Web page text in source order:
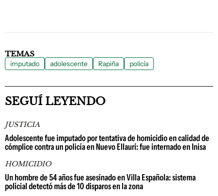
TEMAS
imputado adolescente Rapiña policía
SEGUÍ LEYENDO
JUSTICIA
Adolescente fue imputado por tentativa de homicidio en calidad de
cómplice contra un policía en Nuevo Ellauri: fue internado en Inisa
HOMICIDIO
Un hombre de 54 años fue asesinado en Villa Española: sistema
policial detectó más de 10 disparos en la zona